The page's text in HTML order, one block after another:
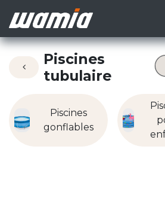
Piscines
tubulaire
Piscines
gonflables